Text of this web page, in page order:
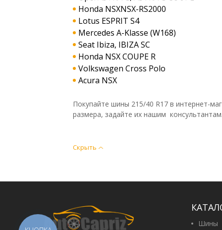
Honda NSXNSX-RS2000
Lotus ESPRIT S4
Mercedes A-Klasse (W168)
Seat Ibiza, IBIZA SC
Honda NSX COUPE R
Volkswagen Cross Polo
Acura NSX
Покупайте шины 215/40 R17 в интернет-
размера, задайте их нашим консультантам.
Скрыть
Шины